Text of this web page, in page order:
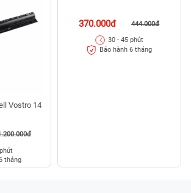
Vostro 14
tháng
370.000đ 444.000đ
30 - 45 phút
Bảo hành 6 tháng